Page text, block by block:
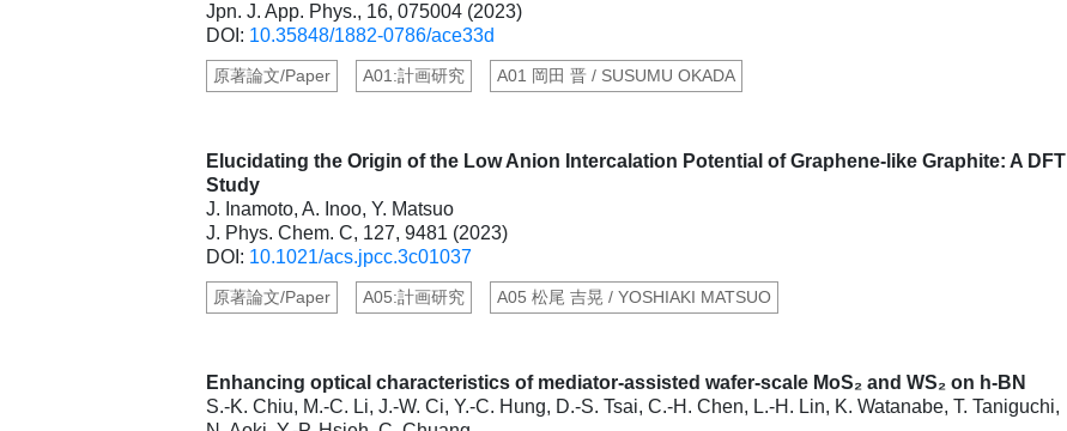
Jpn. J. App. Phys., 16, 075004 (2023)
DOI: 10.35848/1882-0786/ace33d
原著論文/Paper A01:計画研究 A01 岡田 晋 / SUSUMU OKADA
Elucidating the Origin of the Low Anion Intercalation Potential of Graphene-like Graphite: A DFT
Study
J. Inamoto, A. Inoo, Y. Matsuo
J. Phys. Chem. C, 127, 9481 (2023)
DOI: 10.1021/acs.jpcc.3c01037
原著論文/Paper A05:計画研究 A05 松尾 吉晃 / YOSHIAKI MATSUO
Enhancing optical characteristics of mediator-assisted wafer-scale MoS₂ and WS₂ on h-BN
S.-K. Chiu, M.-C. Li, J.-W. Ci, Y.-C. Hung, D.-S. Tsai, C.-H. Chen, L.-H. Lin, K. Watanabe, T. Taniguchi,